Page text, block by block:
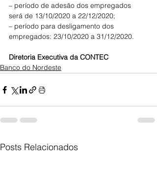
– período de adesão dos empregados
será de 13/10/2020 a 22/12/2020;
– período para desligamento dos
empregados: 23/10/2020 a 31/12/2020.
Diretoria Executiva da CONTEC
Banco do Nordeste
Posts Relacionados